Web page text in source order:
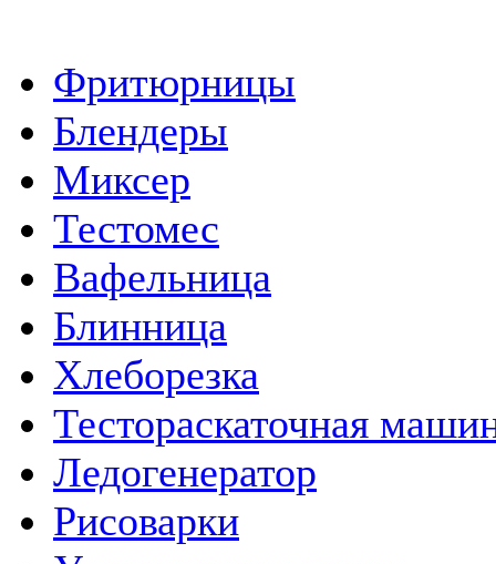
Фритюрницы
Блендеры
Миксер
Тестомес
Вафельница
Блинница
Хлеборезка
Тестораскаточная
Ледогенератор
Рисоварки